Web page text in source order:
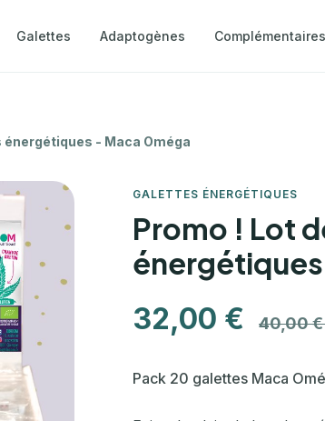
Galettes Adaptogènes Complémentaires
- Maca Oméga
GALETTES ÉNERGÉTIQUES
Promo ! Lot
32,00 € 40,00
Pack 20 galettes Maca